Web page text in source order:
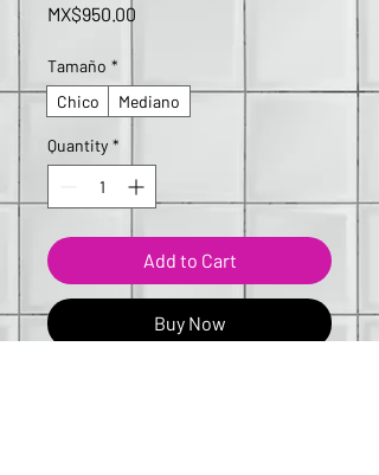
MX$950.00
Tamaño *
Chico
Mediano
Quantity *
Add to Cart
Buy Now